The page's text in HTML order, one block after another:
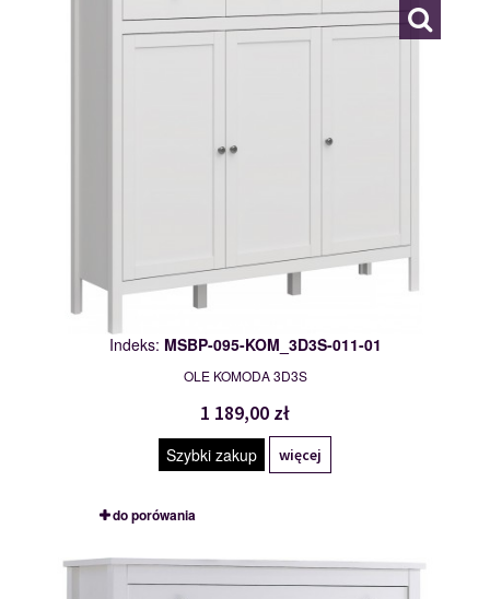
Indeks: MSBP-095-KOM_3D3S-011-01
OLE KOMODA 3D3S
1 189,00 zł
Szybki zakup więcej
do porówania
MSBP-095-KOM_3S-011-01